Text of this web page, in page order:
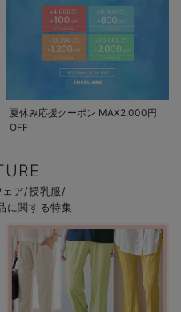
夏休み応援クーポン MAX2,000円
OFF
ェア/授乳服/
に関する特集